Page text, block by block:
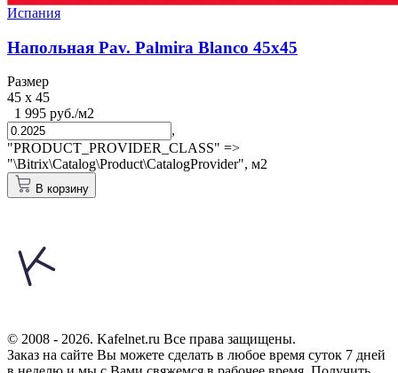
Испания
Напольная Pav. Palmira Blanco 45x45
Размер
45 x 45
1 995 руб./м2
,
"PRODUCT_PROVIDER_CLASS" =>
"\Bitrix\Catalog\Product\CatalogProvider", м2
В корзину
© 2008 - 2026. Kafelnet.ru Все права защищены.
Заказ на сайте Вы можете сделать в любое время суток 7 дней